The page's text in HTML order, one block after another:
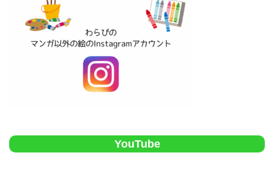
YouTube